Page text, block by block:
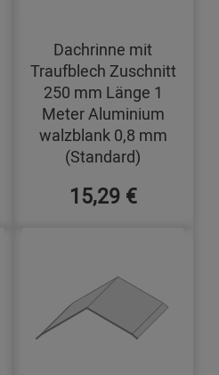
Dachrinne mit
Traufblech Zuschnitt
250 mm Länge 1
Meter Aluminium
walzblank 0,8 mm
(Standard)
15,29 €